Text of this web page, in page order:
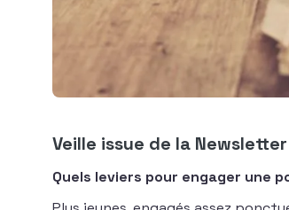
Veille issue de la
Quels leviers pour engager une